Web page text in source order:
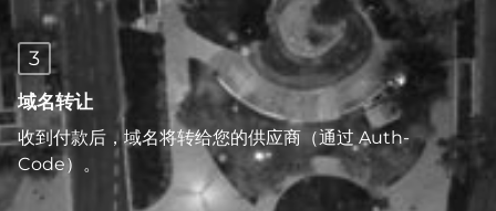
3
域名转让
收到付款后，域名将转给您的供应商（通过 Auth-
Code）。